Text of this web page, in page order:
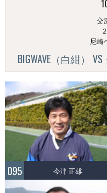
交
尼崎
BIGWAVE（白紺）
095 今津 正雄